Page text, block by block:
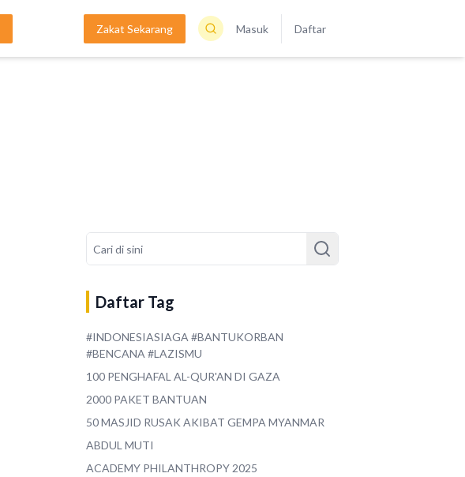
Zakat Sekarang Masuk Daftar
Daftar Tag
#INDONESIASIAGA #BANTUKORBAN
#BENCANA #LAZISMU
100 PENGHAFAL AL-QUR'AN DI GAZA
2000 PAKET BANTUAN
50 MASJID RUSAK AKIBAT GEMPA MYANMAR
ABDUL MUTI
ACADEMY PHILANTHROPY 2025